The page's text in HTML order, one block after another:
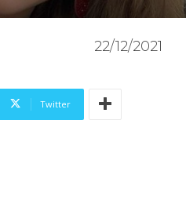
22/12/2021
Twitter